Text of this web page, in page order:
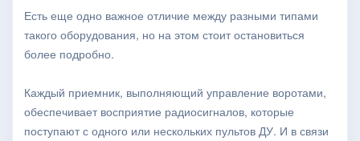
Есть еще одно важное отличие между разными типами
такого оборудования, но на этом стоит остановиться
более подробно.
Каждый приемник, выполняющий управление воротами,
обеспечивает восприятие радиосигналов, которые
поступают с одного или нескольких пультов ДУ. И в связи